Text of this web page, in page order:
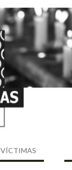
VÍCTIMAS